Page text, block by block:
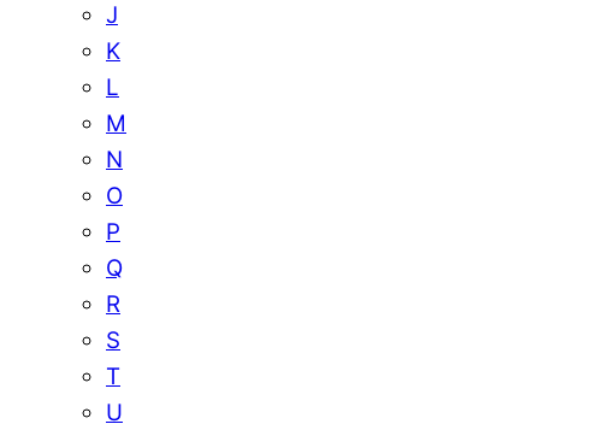
J
K
L
M
N
O
P
Q
R
S
T
U